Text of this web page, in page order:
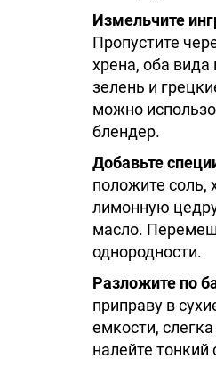
Измельчите
Пропустите
хрена, оба вида
зелень и
можно
блендер.
Добавьте
положите соль,
лимонную
масло.
однородности.
Разложите по
приправу в
емкости,
налейте тонкий